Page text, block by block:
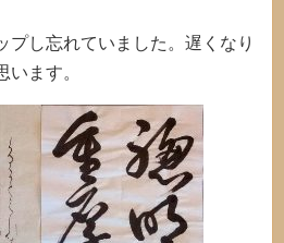
プし忘れていました。遅くなり
ます。